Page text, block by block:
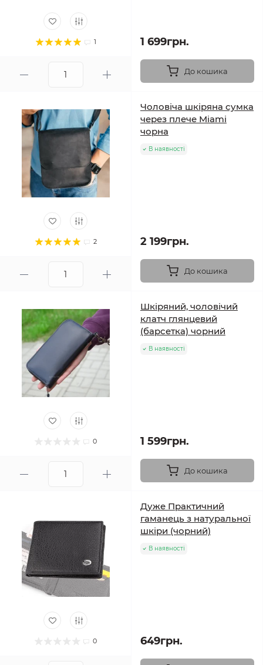
1 1 699грн.
До кошика
2
Чоловіча шкіряна сумка
через плече Miami
чорна
В наявності
2 199грн.
До кошика
0
Шкіряний, чоловічий
клатч глянцевий
(барсетка) чорний
В наявності
1 599грн.
До кошика
0
Дуже Практичний
гаманець з натуральної
шкіри (чорний)
В наявності
649грн.